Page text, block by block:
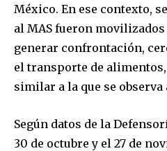
México. En ese contexto,
al MAS fueron
generar confrontación,
el transporte de
similar a la que se observa
Según datos de la
30 de octubre y el 27 de